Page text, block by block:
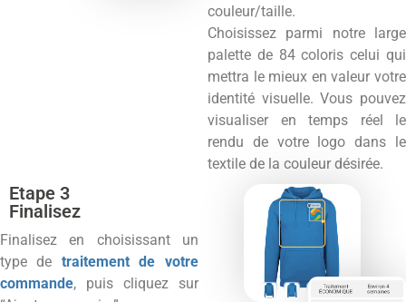
couleur/taille.
Choisissez parmi notre large
palette de 84 coloris celui qui
mettra le mieux en valeur votre
identité visuelle. Vous pouvez
visualiser en temps réel le
rendu de votre logo dans le
textile de la couleur désirée.
Etape 3
Finalisez
Finalisez en choisissant un
type de traitement de votre
commande, puis cliquez sur